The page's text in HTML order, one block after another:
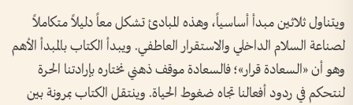
ويتناول ثلاثين مبدأ أساسياً، وهذه المبادئ تشكل معاً دليلاً متكاملاً
لصناعة السلام الداخلي والاستقرار العاطفي. ويبدأ الكتاب بالمبدأ الأهم
وهو أن «السعادة قرار»؛ فالسعادة موقف ذهني نختاره بإرادتنا الحرة
لنتحكم في ردود أفعالنا تجاه ضغوط الحياة. وينتقل الكتاب بمرونة بين